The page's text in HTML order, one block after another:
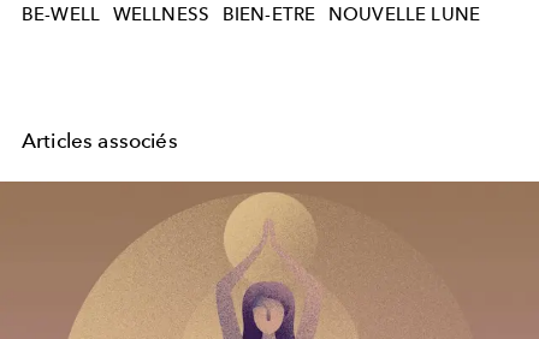
BE-WELL WELLNESS BIEN-ETRE NOUVELLE LUNE
Articles associés